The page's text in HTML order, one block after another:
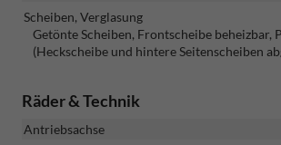
Scheiben, Verglasung
Getönte Scheiben, Frontscheibe beheizbar,
(Heckscheibe und hintere Seitenscheiben
Räder & Technik
Antriebsachse